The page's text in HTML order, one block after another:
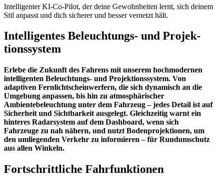
Intelligenter KI-Co-Pilot, der deine Gewohnheiten lernt, sich deinem
Stil anpasst und dich sicherer und besser vernetzt hält.
Intelligentes Beleuchtungs- und Projek­
tionssystem
Erlebe die Zukunft des Fahrens mit unserem hochmodernen
intelligenten Beleuchtungs- und Projek­tionssystem. Von
adaptiven Fernlichtscheinwerfern, die sich dynamisch an die
Umgebung anpassen, bis hin zu atmosphärischer
Ambientebeleuchtung unter dem Fahrzeug – jedes Detail ist auf
Sicherheit und Sichtbarkeit ausgelegt. Gleichzeitig warnt ein
hinteres Radarsystem auf dem Dashboard, wenn sich
Fahrzeuge zu nah nähern, und nutzt Bodenprojektionen, um
den umliegenden Verkehr zu informieren – für Rundumschutz
aus allen Winkeln.
Fortschrittliche Fahrfunktionen